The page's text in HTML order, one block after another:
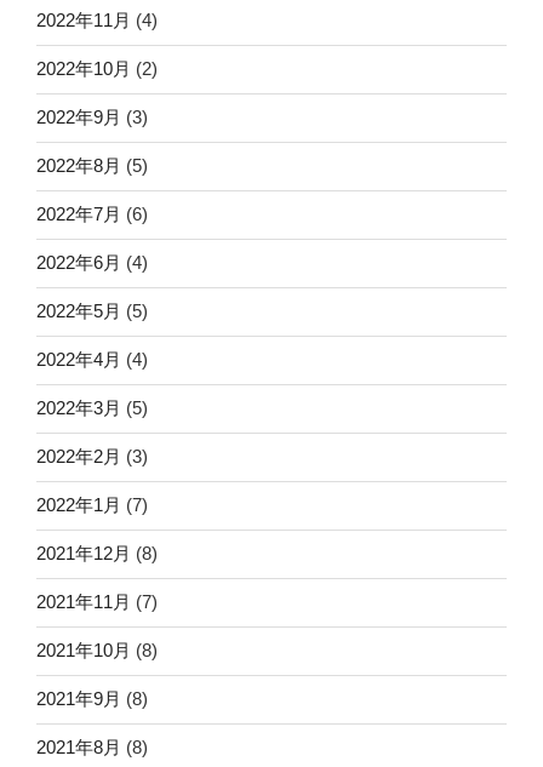
2022年11月 (4)
2022年10月 (2)
2022年9月 (3)
2022年8月 (5)
2022年7月 (6)
2022年6月 (4)
2022年5月 (5)
2022年4月 (4)
2022年3月 (5)
2022年2月 (3)
2022年1月 (7)
2021年12月 (8)
2021年11月 (7)
2021年10月 (8)
2021年9月 (8)
2021年8月 (8)